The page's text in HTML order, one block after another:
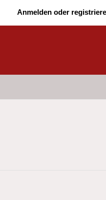
Anmelden oder